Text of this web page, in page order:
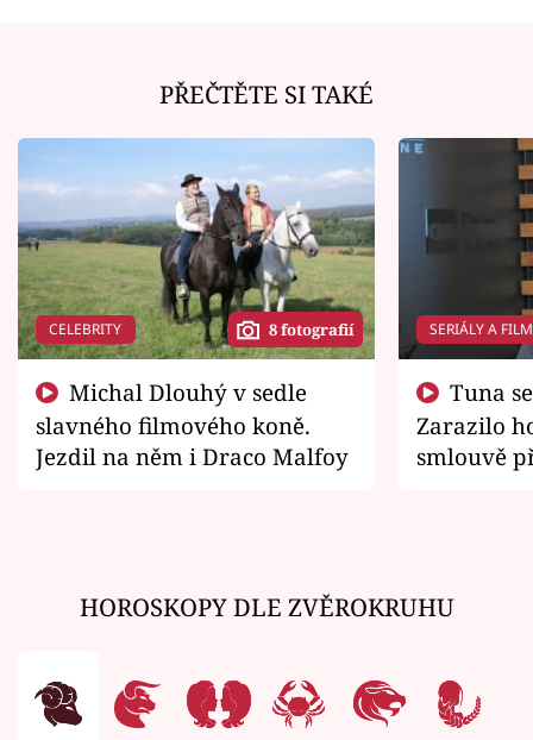
PŘEČTĚTE SI TAKÉ
CELEBRITY 8 fotografií
slavného filmového koně.
Jezdil na něm i Draco Malfoy
SERIÁLY A
Zarazilo
smlouvě
HOROSKOPY DLE ZVĚROKRUHU